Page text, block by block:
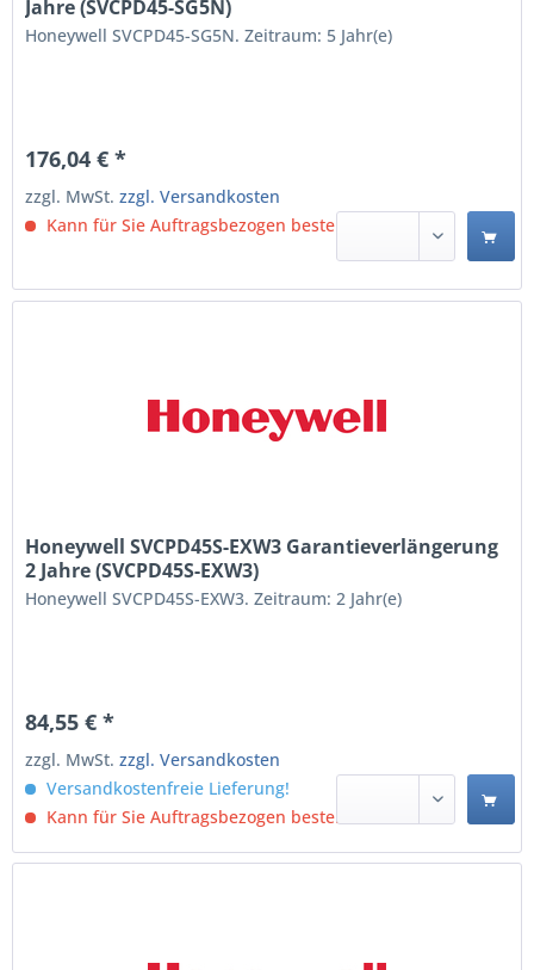
Jahre (SVCPD45-SG5N)
Honeywell SVCPD45-SG5N. Zeitraum: 5 Jahr(e)
176,04 € *
zzgl. MwSt.zzgl. Versandkosten
Kann für Sie Auftragsbezogen bestellt werden.
Honeywell SVCPD45S-EXW3 Garantieverlängerung
2 Jahre (SVCPD45S-EXW3)
Honeywell SVCPD45S-EXW3. Zeitraum: 2 Jahr(e)
84,55 € *
zzgl. MwSt.zzgl. Versandkosten
Versandkostenfreie Lieferung!
Kann für Sie Auftragsbezogen bestellt werden.